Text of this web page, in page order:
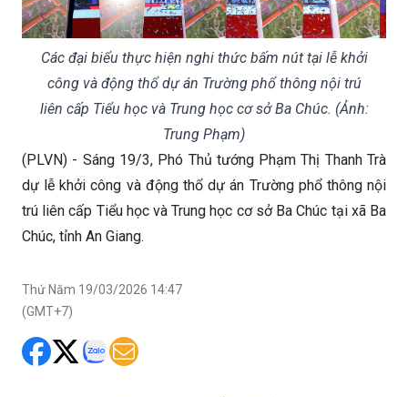
Các đại biểu thực hiện nghi thức bấm nút tại lễ khởi
công và động thổ dự án Trường phổ thông nội trú
liên cấp Tiểu học và Trung học cơ sở Ba Chúc. (Ảnh:
Trung Phạm)
(PLVN) - Sáng 19/3, Phó Thủ tướng Phạm Thị Thanh Trà
dự lễ khởi công và động thổ dự án Trường phổ thông nội
trú liên cấp Tiểu học và Trung học cơ sở Ba Chúc tại xã Ba
Chúc, tỉnh An Giang.
Thứ Năm 19/03/2026 14:47
(GMT+7)